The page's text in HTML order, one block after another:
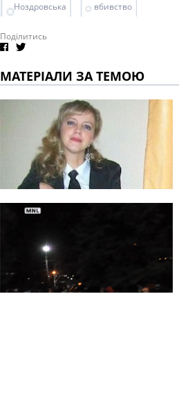
Ноздровська
вбивство
Поділитись
МАТЕРІАЛИ ЗА ТЕМОЮ